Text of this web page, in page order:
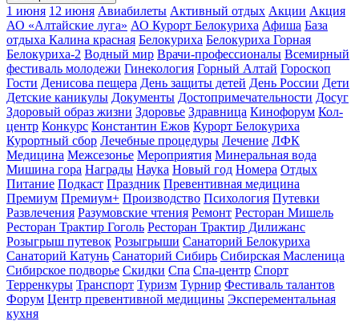
1 июня 12 июня Авиабилеты Активный отдых Акции Акция
АО «Алтайские луга» АО Курорт Белокуриха Афиша База
отдыха Калина красная Белокуриха Белокуриха Горная
Белокуриха-2 Водный мир Врачи-профессионалы Всемирный
фестиваль молодежи Гинекология Горный Алтай Гороскоп
Гости Денисова пещера День защиты детей День России Дети
Детские каникулы Документы Достопримечательности Досуг
Здоровый образ жизни Здоровье Здравница Кинофорум Кол-
центр Конкурс Константин Ежов Курорт Белокуриха
Курортный сбор Лечебные процедуры Лечение ЛФК
Медицина Межсезонье Мероприятия Минеральная вода
Мишина гора Награды Наука Новый год Номера Отдых
Питание Подкаст Праздник Превентивная медицина
Премиум Премиум+ Производство Психология Путевки
Развлечения Разумовские чтения Ремонт Ресторан Мишель
Ресторан Трактир Гоголь Ресторан Трактир Дилижанс
Розыгрыш путевок Розыгрыши Санаторий Белокуриха
Санаторий Катунь Санаторий Сибирь Сибирская Масленица
Сибирское подворье Скидки Спа Спа-центр Спорт
Терренкуры Транспорт Туризм Турнир Фестиваль талантов
Форум Центр превентивной медицины Эксперементальная
кухня